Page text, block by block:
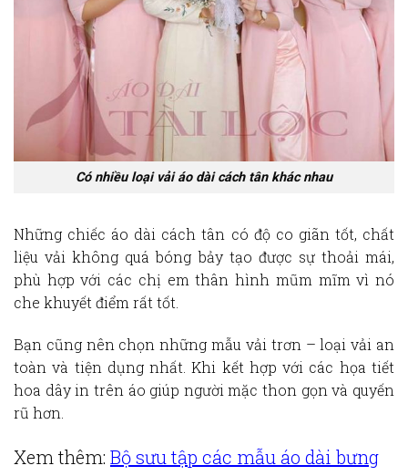
Có nhiều loại vải áo dài cách tân khác nhau
Những chiếc áo dài cách tân có độ co giãn tốt, chất
liệu vải không quá bóng bảy tạo được sự thoải mái,
phù hợp với các chị em thân hình mũm mĩm vì nó
che khuyết điểm rất tốt.
Bạn cũng nên chọn những mẫu vải trơn – loại vải an
toàn và tiện dụng nhất. Khi kết hợp với các họa tiết
hoa dây in trên áo giúp người mặc thon gọn và quyến
rũ hơn.
Xem thêm: Bộ sưu tập các mẫu áo dài bưng